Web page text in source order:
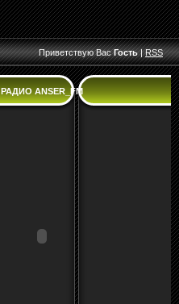
Приветствую Вас Гость|RSS
РАДИО ANSER_FM